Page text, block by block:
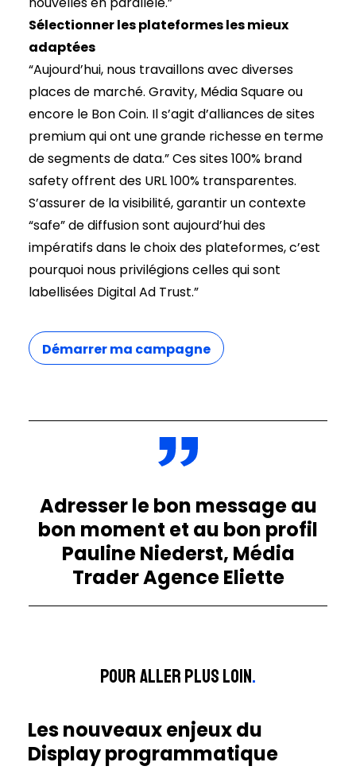
Sélectionner les plateformes les mieux
adaptées
“Aujourd’hui, nous travaillons avec diverses
places de marché. Gravity, Média Square ou
encore le Bon Coin. Il s’agit d’alliances de sites
premium qui ont une grande richesse en terme
de segments de data.” Ces sites 100% brand
safety offrent des URL 100% transparentes.
S’assurer de la visibilité, garantir un contexte
“safe” de diffusion sont aujourd’hui des
impératifs dans le choix des plateformes, c’est
pourquoi nous privilégions celles qui sont
labellisées Digital Ad Trust.”
Démarrer ma campagne
Adresser le bon message au
bon moment et au bon profil
Pauline Niederst, Média
Trader Agence Eliette
Pour aller plus loin.
Les nouveaux enjeux du
Display programmatique